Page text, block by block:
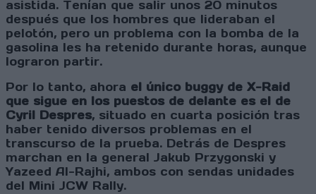
asistida. Tenían que salir unos 20 minutos
después que los hombres que lideraban el
pelotón, pero un problema con la bomba de la
gasolina les ha retenido durante horas, aunque
lograron partir.
Por lo tanto, ahora el único buggy de X-Raid
que sigue en los puestos de delante es el de
Cyril Despres, situado en cuarta posición tras
haber tenido diversos problemas en el
transcurso de la prueba. Detrás de Despres
marchan en la general Jakub Przygonski y
Yazeed Al-Rajhi, ambos con sendas unidades
del Mini JCW Rally.